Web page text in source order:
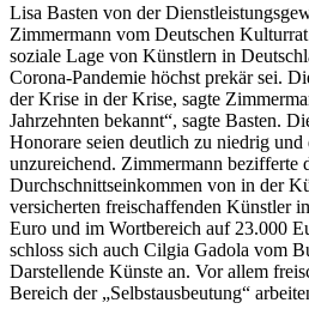
Lisa Basten von der
Zimmermann vom Deutschen
soziale Lage von Künstlern in
Corona-Pandemie höchst prekär sei.
der Krise in der Krise, sagte
Jahrzehnten bekannt“, sagte Basten.
Honorare seien deutlich zu niedrig
unzureichend. Zimmermann bezifferte
Durchschnittseinkommen von in der
versicherten freischaffenden Künstler
Euro und im Wortbereich auf 23.000
schloss sich auch Cilgia Gadola vom
Darstellende Künste an. Vor allem
Bereich der „Selbstausbeutung“